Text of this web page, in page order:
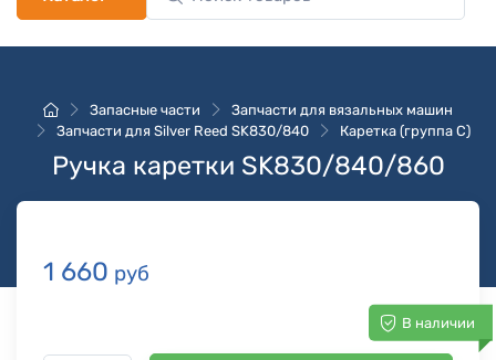
Запасные части
Запчасти для вязальных машин
Запчасти для Silver Reed SK830/840
Каретка (группа C)
Ручка каретки SK830/840/860
1 660 руб
В наличии